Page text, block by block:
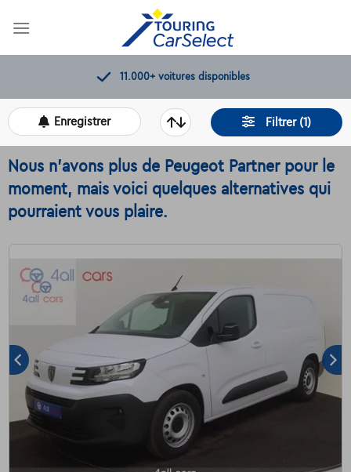
Contrôles de qualité par Touring
Filtrer (1)
Enregistrer
Nous n'avons plus de Peugeot Partner pour le
moment, mais voici quelques alternatives qui
pourraient vous plaire.